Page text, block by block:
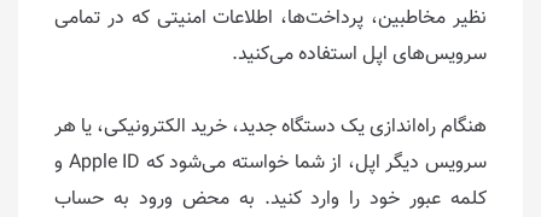
نظیر مخاطبین، پرداخت‌ها، اطلاعات امنیتی که در تمامی
سرویس‌های اپل استفاده می‌کنید.
هنگام راه‌اندازی یک دستگاه جدید، خرید الکترونیکی، یا هر
سرویس دیگر اپل، از شما خواسته می‌شود که Apple ID و
کلمه عبور خود را وارد کنید. به محض ورود به حساب